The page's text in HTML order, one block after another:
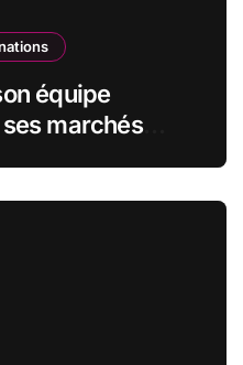
équipe
marchés